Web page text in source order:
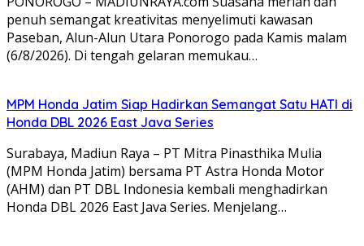
penuh semangat kreativitas menyelimuti kawasan
Paseban, Alun-Alun Utara Ponorogo pada Kamis malam
(6/8/2026). Di tengah gelaran memukau…
MPM Honda Jatim Siap Hadirkan Semangat Satu HATI di
Honda DBL 2026 East Java Series
Surabaya, Madiun Raya – PT Mitra Pinasthika Mulia
(MPM Honda Jatim) bersama PT Astra Honda Motor
(AHM) dan PT DBL Indonesia kembali menghadirkan
Honda DBL 2026 East Java Series. Menjelang…